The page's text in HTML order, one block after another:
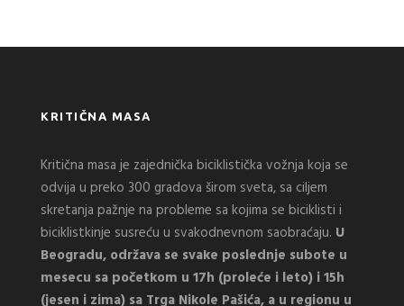
KRITIČNA MASA
Kritična masa je zajednička biciklistička vožnja koja se
odvija u preko 300 gradova širom sveta, sa ciljem
skretanja pažnje na probleme sa kojima se biciklisti i
biciklistkinje susreću u svakodnevnom saobraćaju. U
Beogradu, održava se svake poslednje subote u
mesecu sa početkom u 17h (proleće i leto) i 15h
(jesen i zima) sa Trga Nikole Pašića, a u regionu u